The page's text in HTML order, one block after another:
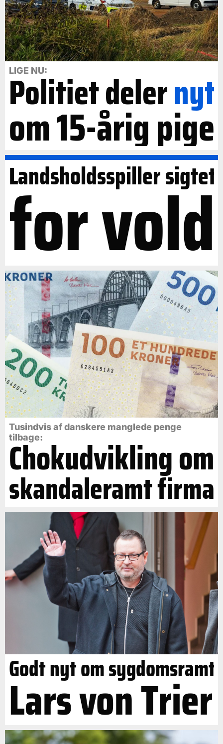
LIGE NU:
Politiet delernyt
om 15-årig pige
Landsholdsspiller sigtet
for vold
Tusindvis af danskere manglede penge
tilbage:
Chokudvikling om
skandaleramt firma
Godt nyt om sygdomsramt
Lars von Trier